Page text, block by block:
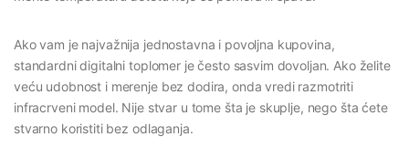
Ako vam je najvažnija jednostavna i povoljna kupovina,
standardni digitalni toplomer je često sasvim dovoljan. Ako želite
veću udobnost i merenje bez dodira, onda vredi razmotriti
infracrveni model. Nije stvar u tome šta je skuplje, nego šta ćete
stvarno koristiti bez odlaganja.